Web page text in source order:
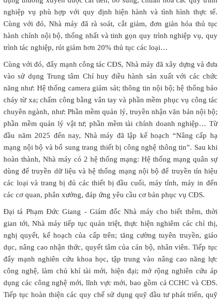
nghiệp vụ phù hợp với quy định hiện hành và tình hình thực tế.
Cùng với đó, Nhà máy đã rà soát, cắt giảm, đơn giản hóa thủ tục
hành chính nội bộ, thống nhất và tinh gọn quy trình nghiệp vụ, quy
trình tác nghiệp, rút giảm hơn 20% thủ tục các loại…
Cùng với đó, đẩy mạnh công tác CĐS, Nhà máy đã xây dựng và đưa
vào sử dụng Trung tâm Chỉ huy điều hành sản xuất với các chức
năng như: Hệ thống camera giám sát; thông tin nội bộ; hệ thống báo
cháy từ xa; chấm công bằng vân tay và phần mềm phục vụ công tác
chuyên ngành, như: Phần mềm quản lý, truyền nhận văn bản nội bộ;
phần mềm quản lý vật tư; phần mềm tài chính doanh nghiệp… Từ
đầu năm 2025 đến nay, Nhà máy đã lập kế hoạch “Nâng cấp hạ
mạng nội bộ và bổ sung trang thiết bị công nghệ thông tin”. Sau khi
hoàn thành, Nhà máy có 2 hệ thống mạng: Hệ thống mạng quân sự
dùng để truyền dữ liệu và hệ thống mạng nội bộ để truyền tín hiệu
các loại và trang bị đủ các thiết bị đầu cuối, máy tính, máy in đến
các cơ quan, phân xưởng, đáp ứng yêu cầu cơ bản phục vụ CĐS.
Đại tá Phạm Đức Giang - Giám đốc Nhà máy cho biết thêm, thời
gian tới, Nhà máy tiếp tục quán triệt, thực hiện nghiêm các chỉ thị,
nghị quyết, kế hoạch của cấp trên; tăng cường tuyên truyền, giáo
dục, nâng cao nhận thức, quyết tâm của cán bộ, nhân viên. Tiếp tục
đẩy mạnh nghiên cứu khoa học, tập trung vào nâng cao năng lực
công nghệ, làm chủ khí tài mới, hiện đại; mở rộng nghiên cứu áp
dụng các công nghệ mới, lĩnh vực mới, bao gồm cả CCHC và CĐS.
Tiếp tục hoàn thiện các quy chế sử dụng quỹ đầu tư phát triển, quỹ